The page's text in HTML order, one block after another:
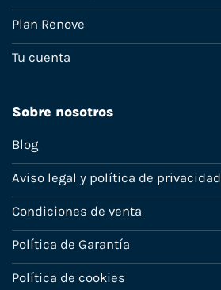
Plan Renove
Tu cuenta
Sobre nosotros
Blog
Aviso legal y política de privacidad
Condiciones de venta
Política de Garantía
Política de cookies